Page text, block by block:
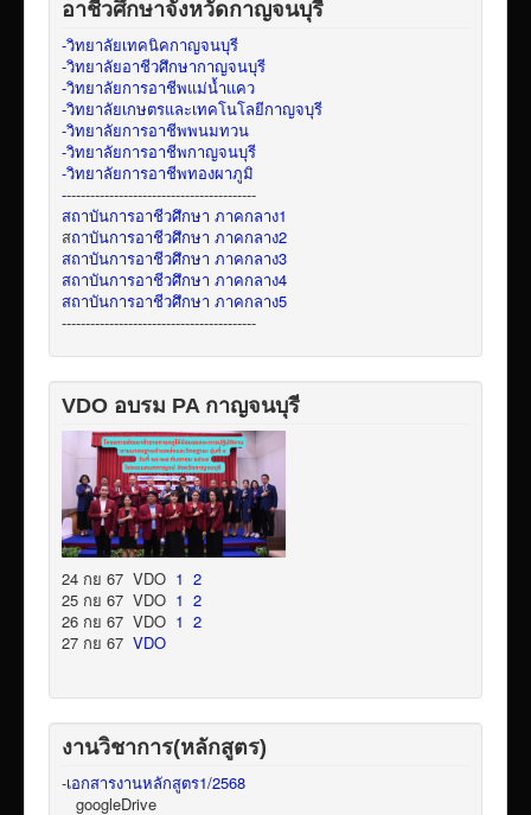
อาชีวศึกษาจังหวัดกาญจนบุรี
-วิทยาลัยเทคนิคกาญจนบุรี
-วิทยาลัยอาชีวศึกษากาญจนบุรี
-วิทยาลัยการอาชีพแม่น้ำแคว
-วิทยาลัยเกษตรและเทคโนโลยีกาญจบุรี
-วิทยาลัยการอาชีพพนมทวน
-วิทยาลัยการอาชีพกาญจนบุรี
-วิทยาลัยการอาชีพทองผาภูมิ
-----------------------------------------
สถาบันการอาชีวศึกษา ภาคกลาง1
สถาบันการอาชีวศึกษา ภาคกลาง2
สถาบันการอาชีวศึกษา ภาคกลาง3
สถาบันการอาชีวศึกษา ภาคกลาง4
สถาบันการอาชีวศึกษา ภาคกลาง5
-----------------------------------------
VDO อบรม PA กาญจนบุรี
24 กย 67 VDO 1 2
25 กย 67 VDO 1 2
26 กย 67 VDO 1 2
27 กย 67 VDO
งานวิชาการ(หลักสูตร)
-เอกสารงานหลักสูตร1/2568
googleDrive